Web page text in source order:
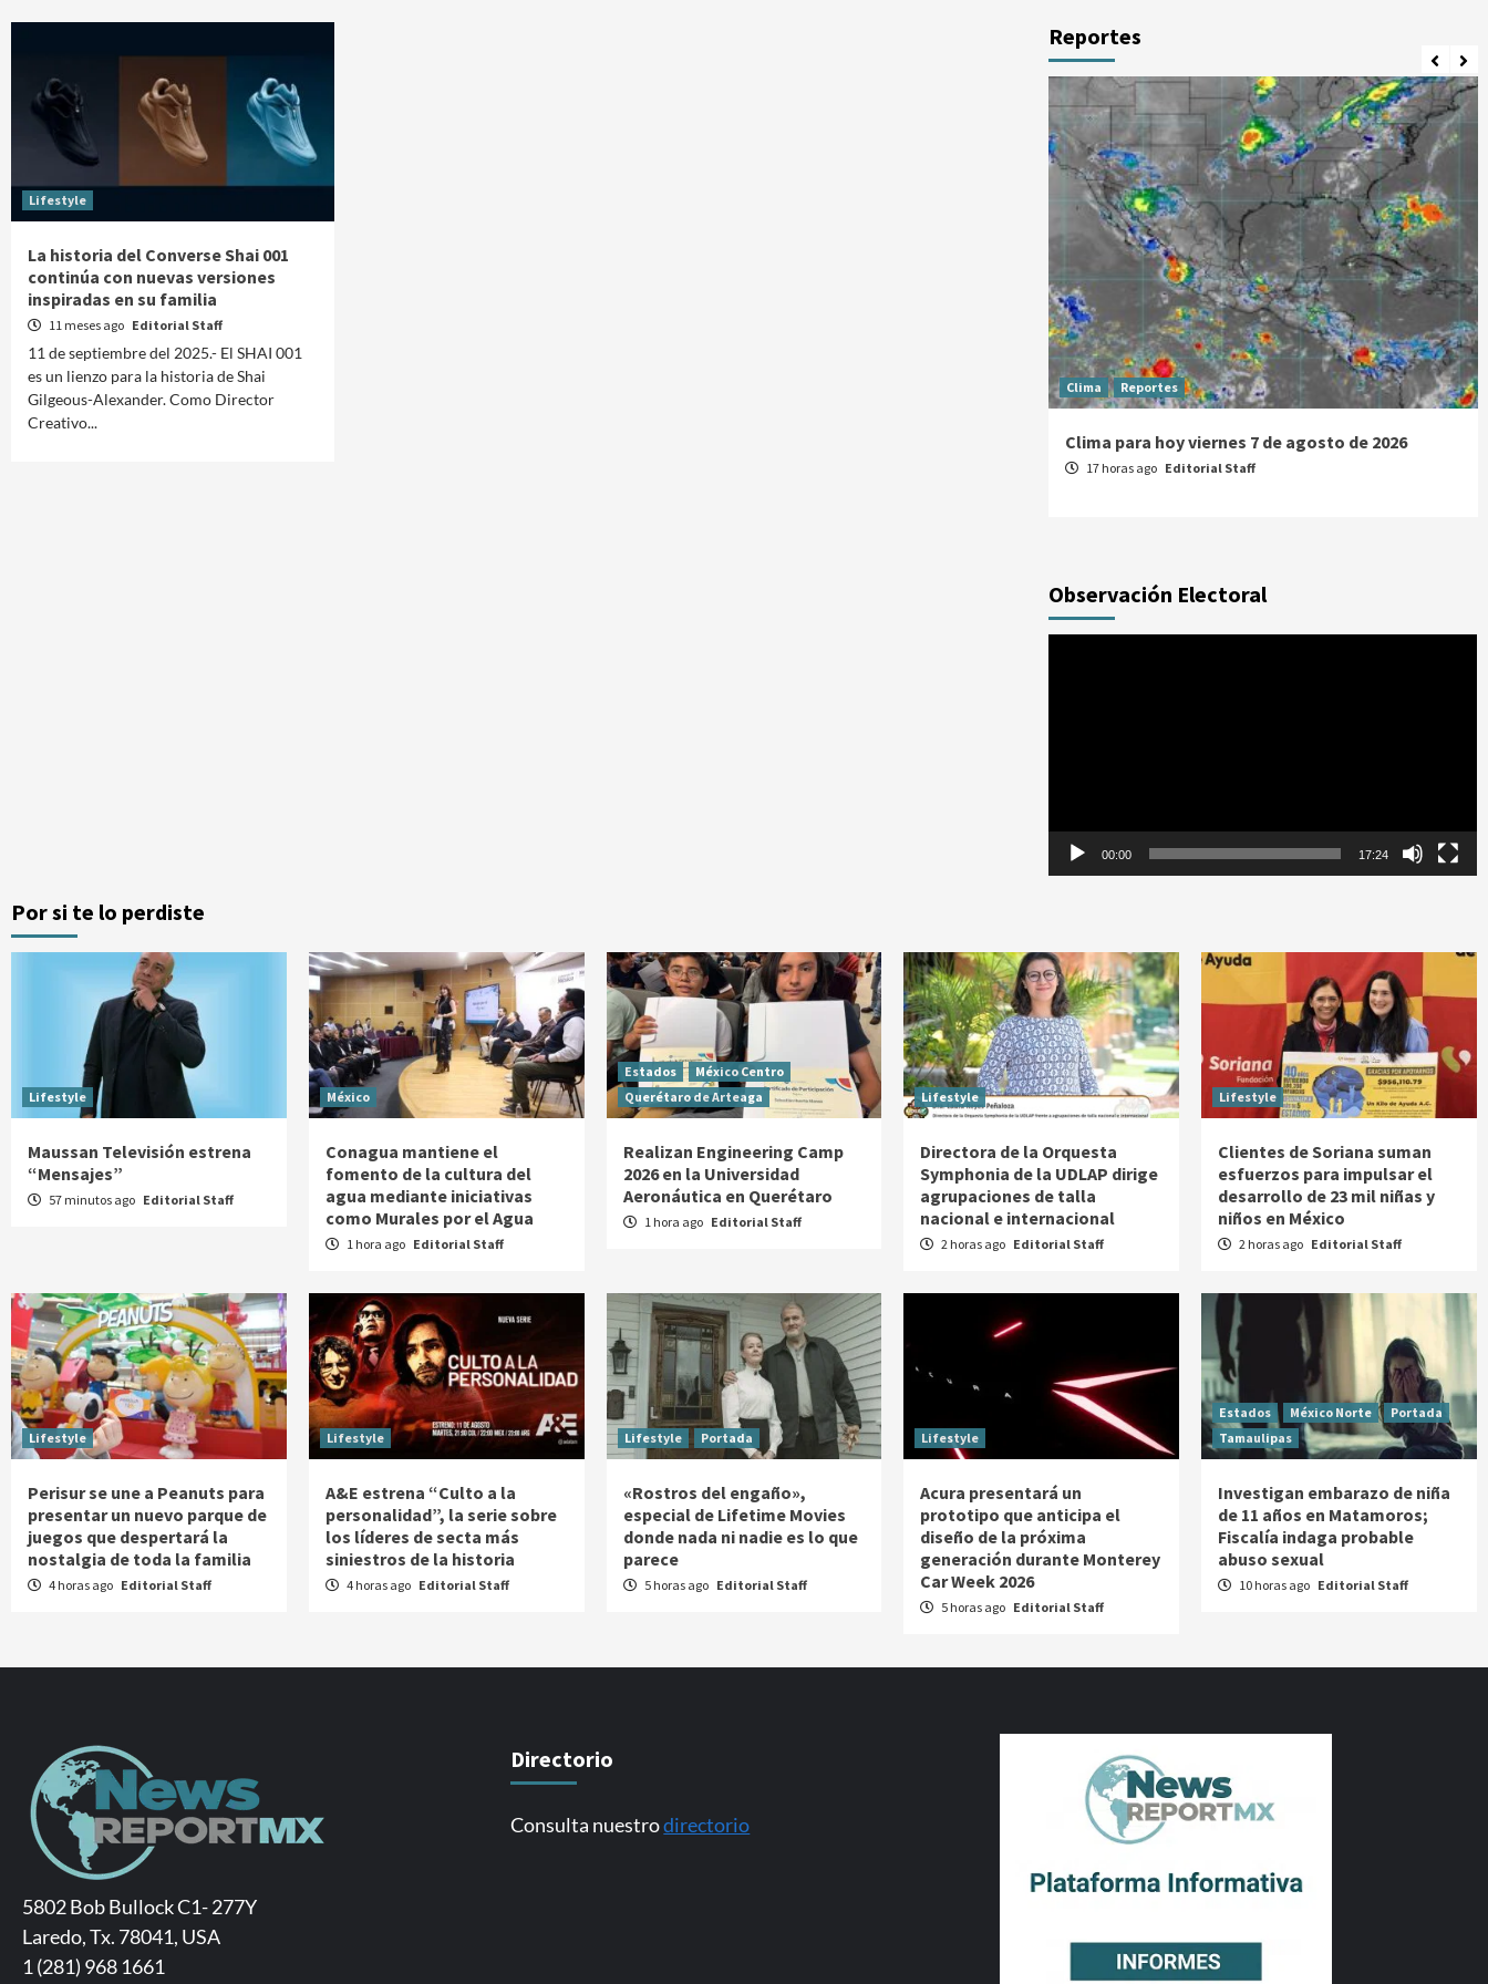
Lifestyle
La historia del Converse Shai 001
continúa con nuevas versiones
inspiradas en su familia
11 meses ago Editorial Staff
11 de septiembre del 2025.- El SHAI 001
es un lienzo para la historia de Shai
Gilgeous-Alexander. Como Director
Creativo...
Reportes
Clima Reportes
Clima para hoy viernes 7 de agosto de 2026
17 horas ago Editorial Staff
Observación Electoral
00:00 17:24
Por si te lo perdiste
Lifestyle
Maussan Televisión estrena
“Mensajes”
57 minutos ago Editorial Staff
México
Conagua mantiene el
fomento de la cultura del
agua mediante iniciativas
como Murales por el Agua
1 hora ago Editorial Staff
Estados
México Centro
Querétaro de Arteaga
Realizan Engineering Camp
2026 en la Universidad
Aeronáutica en Querétaro
1 hora ago Editorial Staff
Lifestyle
Directora de la Orquesta
Symphonia de la UDLAP dirige
agrupaciones de talla
nacional e internacional
2 horas ago Editorial Staff
Lifestyle
Clientes de Soriana suman
esfuerzos para impulsar el
desarrollo de 23 mil niñas y
niños en México
2 horas ago Editorial Staff
Lifestyle
Perisur se une a Peanuts para
presentar un nuevo parque de
juegos que despertará la
nostalgia de toda la familia
4 horas ago Editorial Staff
Lifestyle
A&E estrena “Culto a la
personalidad”, la serie sobre
los líderes de secta más
siniestros de la historia
4 horas ago Editorial Staff
Lifestyle Portada
«Rostros del engaño»,
especial de Lifetime Movies
donde nada ni nadie es lo que
parece
5 horas ago Editorial Staff
Lifestyle
Acura presentará un
prototipo que anticipa el
diseño de la próxima
generación durante Monterey
Car Week 2026
5 horas ago Editorial Staff
Estados México Norte
Portada
Tamaulipas
Investigan embarazo de niña
de 11 años en Matamoros;
Fiscalía indaga probable
abuso sexual
10 horas ago Editorial Staff
5802 Bob Bullock C1- 277Y
Laredo, Tx. 78041, USA
1 (281) 968 1661
Directorio
Consulta nuestrodirectorio